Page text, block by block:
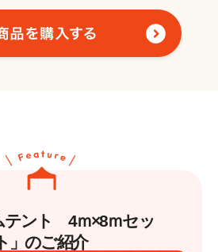
テント 4ｍ×8ｍセッ
ト」のご紹介